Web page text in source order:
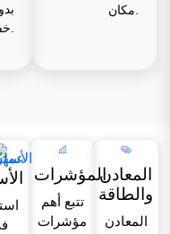
خفية.
مكان.
المؤشرات
تتبع أهم
مؤشرات
المعادن
والطاقة
المعادن